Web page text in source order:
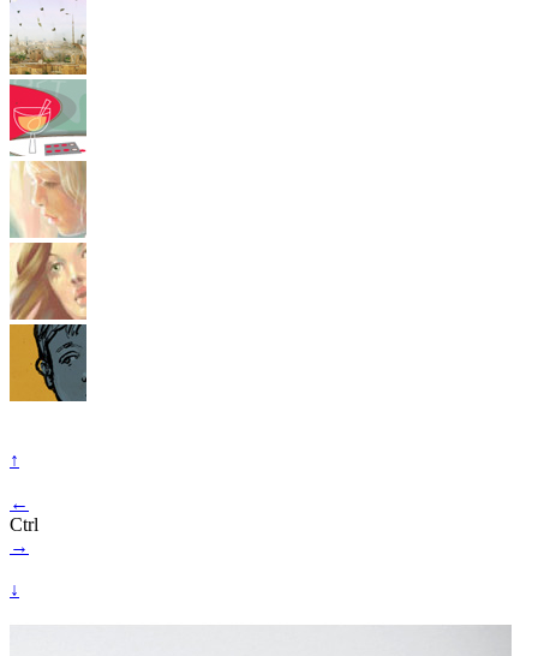
↑
←
Ctrl
→
↓